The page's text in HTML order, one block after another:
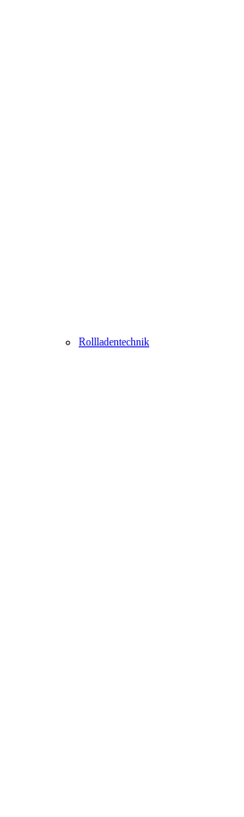
Rollladentechnik